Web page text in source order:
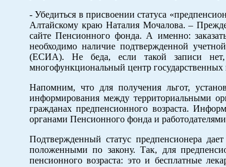
- Убедиться в присвоении статуса
Алтайскому краю Наталия Мочалова. –
сайте Пенсионного фонда. А именно:
необходимо наличие подтвержденной
(ЕСИА). Не беда, если такой записи
многофункциональный центр
Напомним, что для получения льгот,
информирования между территориальными
гражданах предпенсионного возраста.
органами Пенсионного фонда и
Подтвержденный статус предпенсионера
положенными по закону. Так, для
пенсионного возраста: это и бесплатные